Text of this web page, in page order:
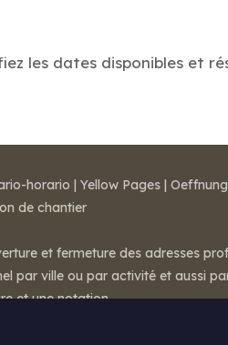
les dates disponibles et
horario | Yellow Pages |
de chantier
et fermeture des adresses
par ville ou par activité et aussi
et une notation.